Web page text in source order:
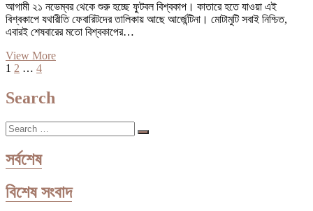
আগামী ২১ নভেম্বর থেকে শুরু হচ্ছে ফুটবল বিশ্বকাপ। কাতারে হতে যাওয়া এই
বিশ্বকাপে যথারীতি ফেবারিটদের তালিকায় আছে আর্জেন্টিনা। মোটামুটি সবাই নিশ্চিত,
এবারই শেষবারের মতো বিশ্বকাপের…
View Moreপাঁচটি
Posts
pagination
Page
1 Page
2 … Page
4Next
Search
Search
…
সর্বশেষ
বিশেষ সংবাদ